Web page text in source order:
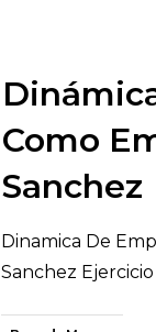
Como
Sanchez
Dinamica De
Sanchez